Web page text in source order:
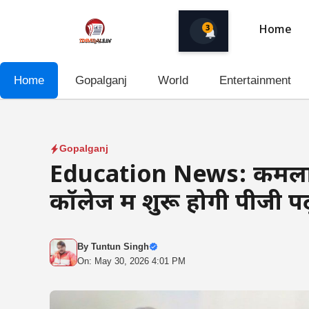
3 Home
Home Gopalganj World Entertainment
Gopalganj
Education News: कमला
कॉलेज में शुरू होगी पीजी
By Tuntun Singh
On: May 30, 2026 4:01 PM